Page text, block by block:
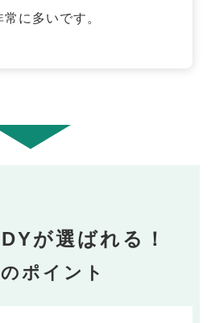
に多いです。
が選ばれる！
ポイント